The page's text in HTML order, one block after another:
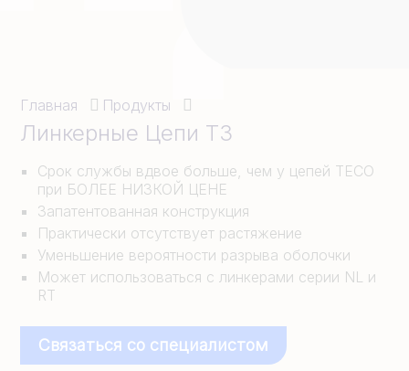
Главная Продукты
Линкерные Цепи T3
Срок службы вдвое больше, чем у цепей TECO
при БОЛЕЕ НИЗКОЙ ЦЕНЕ
Запатентованная конструкция
Практически отсутствует растяжение
Уменьшение вероятности разрыва оболочки
Может использоваться с линкерами серии NL и
RT
Связаться со специалистом